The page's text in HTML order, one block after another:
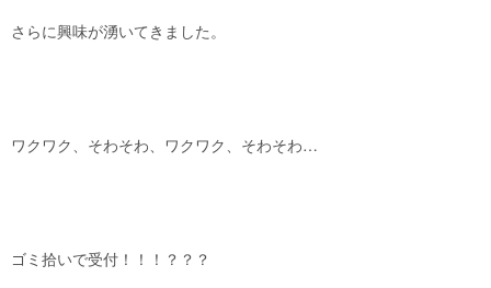
さらに興味が湧いてきました。
ワクワク、そわそわ、ワクワク、そわそわ…
ゴミ拾いで受付！！！？？？